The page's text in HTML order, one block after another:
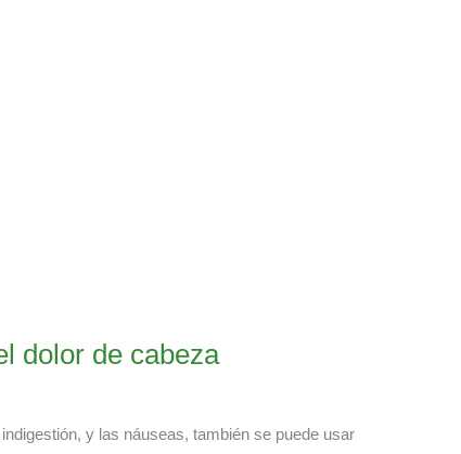
dolor de cabeza
y las náuseas, también se puede usar